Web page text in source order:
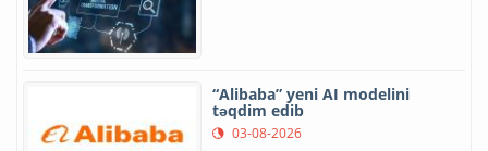
“Alibaba” yeni AI modelini
təqdim edib
03-08-2026